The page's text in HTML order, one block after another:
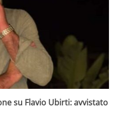
su Flavio Ubirti: avvistato